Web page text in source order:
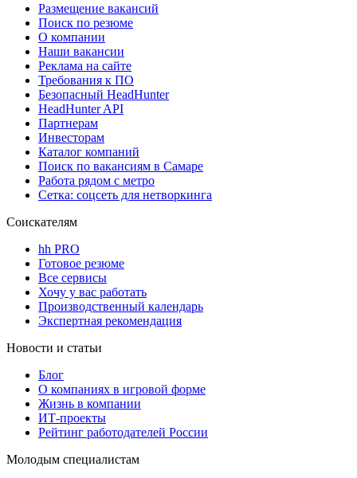
Размещение вакансий
Поиск по резюме
О компании
Наши вакансии
Реклама на сайте
Требования к ПО
Безопасный HeadHunter
HeadHunter API
Партнерам
Инвесторам
Каталог компаний
Поиск по вакансиям в Самаре
Работа рядом с метро
Сетка: соцсеть для нетворкинга
Соискателям
hh PRO
Готовое резюме
Все сервисы
Хочу у вас работать
Производственный календарь
Экспертная рекомендация
Новости и статьи
Блог
О компаниях в игровой форме
Жизнь в компании
ИТ-проекты
Рейтинг работодателей России
Молодым специалистам